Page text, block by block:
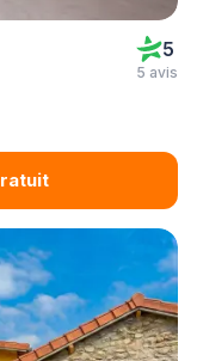
5
5 avis